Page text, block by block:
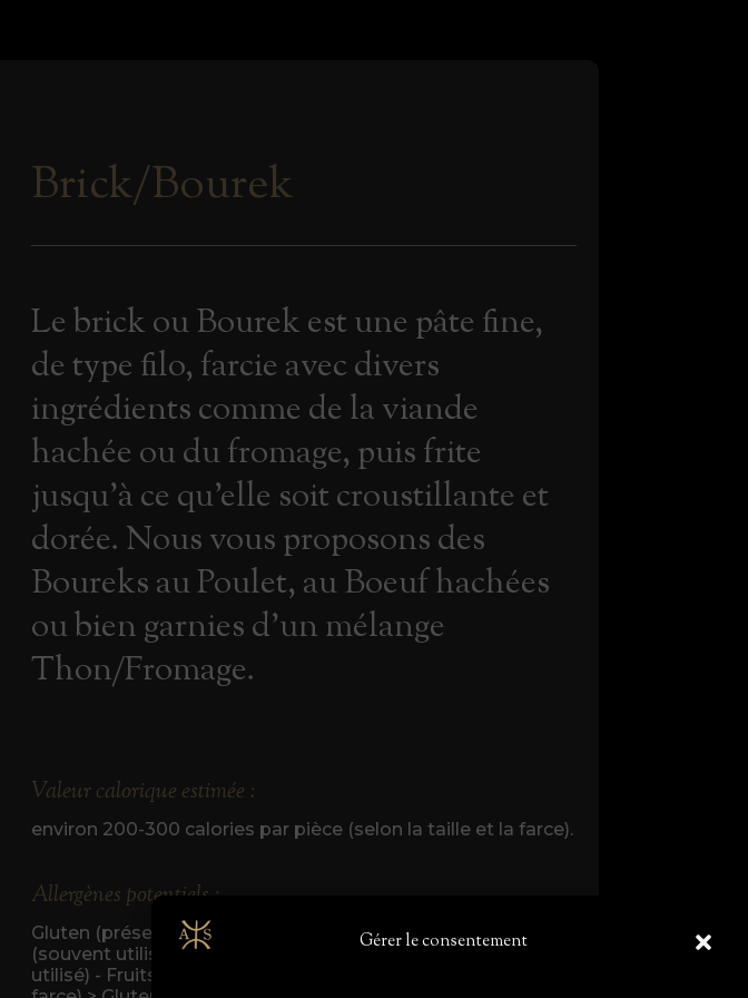
Gérer le consentement
Brick/Bourek
Le brick ou Bourek est une pâte fine,
de type filo, farcie avec divers
ingrédients comme de la viande
hachée ou du fromage, puis frite
jusqu'à ce qu'elle soit croustillante et
dorée. Nous vous proposons des
Boureks au Poulet, au Boeuf hachées
ou bien garnies d'un mélange
Thon/Fromage.
Valeur calorique estimée :
environ 200-300 calories par pièce (selon la taille et la farce).
Allergènes potentiels :
Gluten (présent dans la pâte filo ou la pâte à brick) - Œufs
(souvent utilisés dans la farce) ; Lait (si du fromage est
utilisé) - Fruits à coque (si des noix sont utilisées dans la